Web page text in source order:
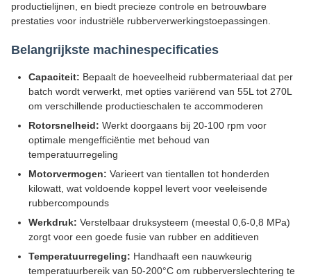
productielijnen, en biedt precieze controle en betrouwbare
prestaties voor industriële rubberverwerkingstoepassingen.
Belangrijkste machinespecificaties
Capaciteit: Bepaalt de hoeveelheid rubbermateriaal dat per
batch wordt verwerkt, met opties variërend van 55L tot 270L
om verschillende productieschalen te accommoderen
Rotorsnelheid: Werkt doorgaans bij 20-100 rpm voor
optimale mengefficiëntie met behoud van
temperatuurregeling
Motorvermogen: Varieert van tientallen tot honderden
kilowatt, wat voldoende koppel levert voor veeleisende
rubbercompounds
Werkdruk: Verstelbaar druksysteem (meestal 0,6-0,8 MPa)
zorgt voor een goede fusie van rubber en additieven
Temperatuurregeling: Handhaaft een nauwkeurig
temperatuurbereik van 50-200°C om rubberverslechtering te